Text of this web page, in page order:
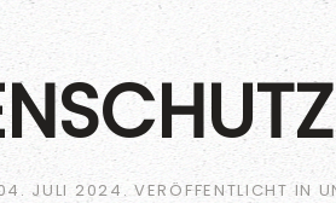
JULI 2024 . VERÖFFENTLICHT IN